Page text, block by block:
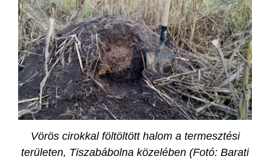
Vörös cirokkal föltöltött halom a termesztési
területen, Tiszabábolna közelében (Fotó: Barati